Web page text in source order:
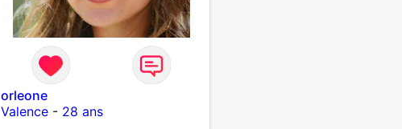
orleone
Valence - 28 ans